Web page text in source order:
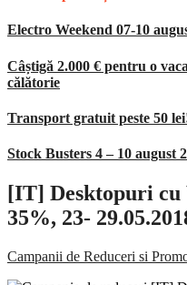
Electro Weekend 07-10
Câștigă 2.000 € pentru o
călătorie
Transport gratuit peste 50
Stock Busters 4 – 10 august
[IT] Desktopuri cu
35%, 23-
Campanii de Reduceri si